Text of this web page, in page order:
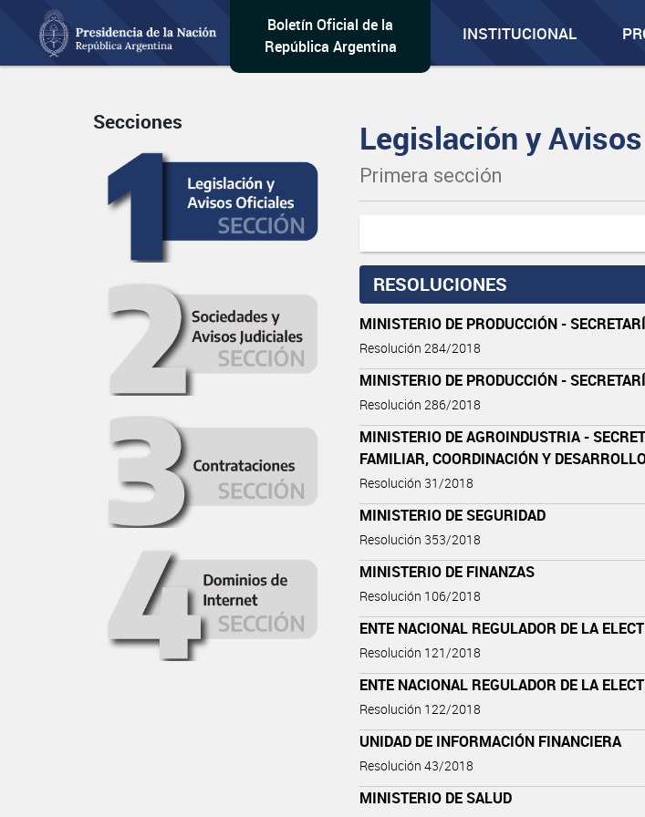
Boletín Oficial de la
República Argentina
INSTITUCIONAL
Secciones Legislación y
Primera sección
RESOLUCIONES
MINISTERIO DE PRODUCCIÓN -
Resolución 284/2018
MINISTERIO DE PRODUCCIÓN -
Resolución 286/2018
MINISTERIO DE AGROINDUSTRIA -
FAMILIAR, COORDINACIÓN Y
Resolución 31/2018
MINISTERIO DE SEGURIDAD
Resolución 353/2018
MINISTERIO DE FINANZAS
Resolución 106/2018
ENTE NACIONAL REGULADOR DE LA
Resolución 121/2018
ENTE NACIONAL REGULADOR DE LA
Resolución 122/2018
UNIDAD DE INFORMACIÓN FINANCIERA
Resolución 43/2018
MINISTERIO DE SALUD